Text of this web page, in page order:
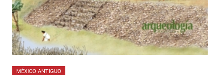
MÉXICO ANTIGUO